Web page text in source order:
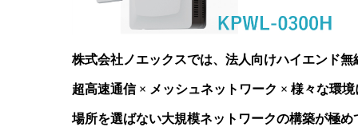
株式会社ノエックスでは、法人向けハイエンド
超高速通信 × メッシュネットワーク × 様々な環
場所を選ばない大規模ネットワークの構築が極